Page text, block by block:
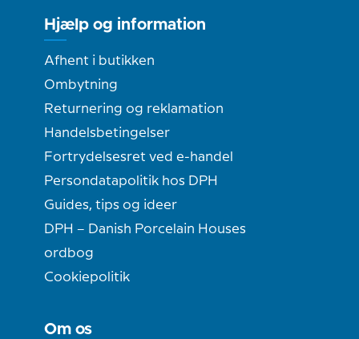
Hjælp og information
Afhent i butikken
Ombytning
Returnering og reklamation
Handelsbetingelser
Fortrydelsesret ved e-handel
Persondatapolitik hos DPH
Guides, tips og ideer
DPH – Danish Porcelain Houses
ordbog
Cookiepolitik
Om os